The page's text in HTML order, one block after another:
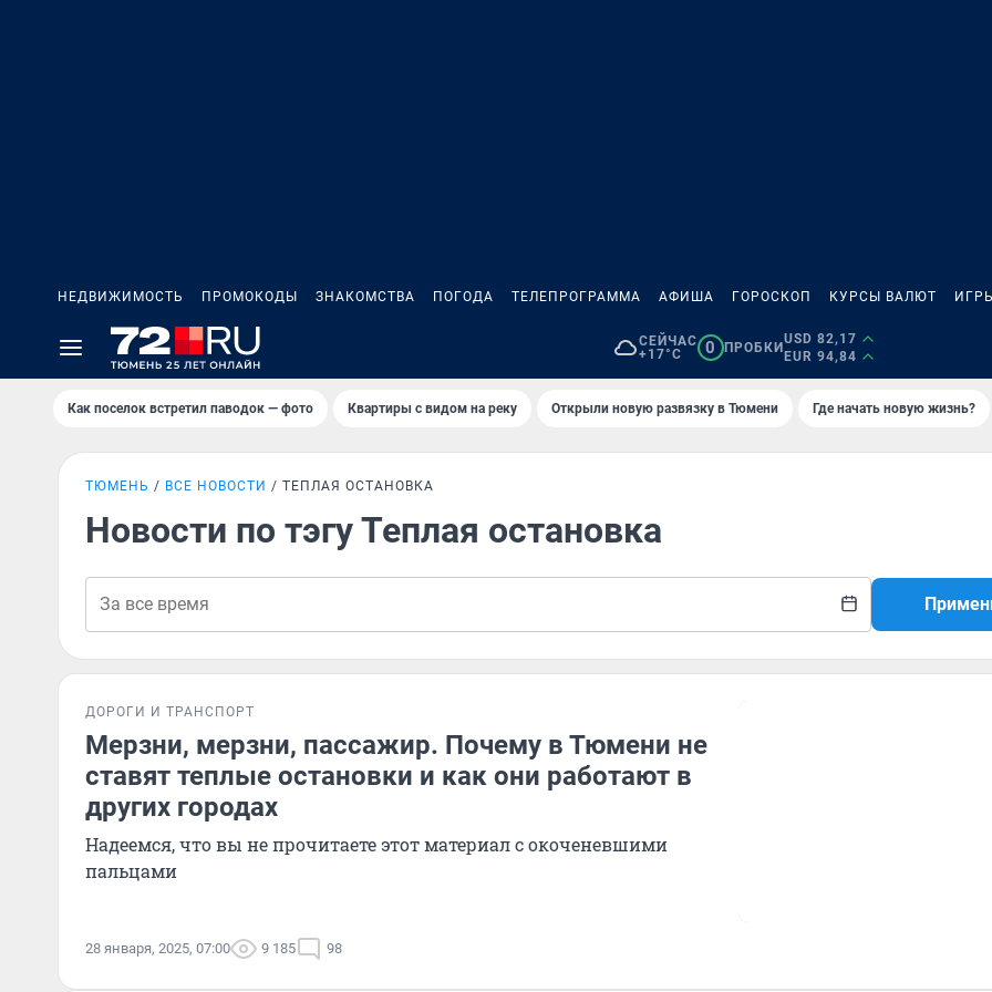
НЕДВИЖИМОСТЬ ПРОМОКОДЫ ЗНАКОМСТВА ПОГОДА ТЕЛЕПРОГРАММА АФИША ГОРОСКОП КУРСЫ ВАЛЮТ
СЕЙЧАС
+17°C
0 ПРОБКИ
USD 82,17
EUR 94,84
Как поселок встретил паводок — фото Квартиры с видом на реку Открыли новую развязку в Тюмени Где начать новую жизнь?
ТЮМЕНЬ ВСЕ НОВОСТИ ТЕПЛАЯ ОСТАНОВКА
Новости по тэгу Теплая остановка
ДОРОГИ И ТРАНСПОРТ
Мерзни, мерзни, пассажир. Почему в Тюмени не
ставят теплые остановки и как они работают в
других городах
Надеемся, что вы не прочитаете этот материал с окоченевшими
пальцами
28 января, 2025, 07:00 9 185 98